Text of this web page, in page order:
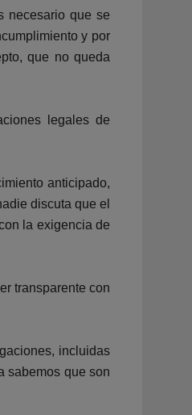
necesario que se
y por
que no queda
legales de
anticipado,
discuta que el
la exigencia de
transparente con
incluidas
sabemos que son